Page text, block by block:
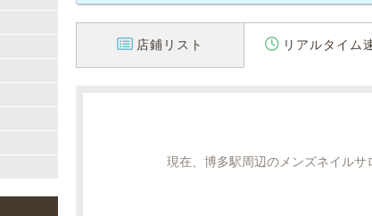
店鋪リスト リアルタイム
現在、博多駅周辺のメンズネイル